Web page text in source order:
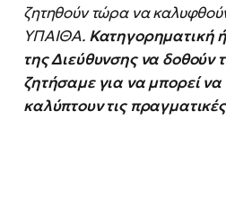
ζητηθούν τώρα να
ΥΠΑΙΘΑ. Κατηγορηματική
της Διεύθυνσης να δοθούν
ζητήσαμε για να μπορεί να
καλύπτουν τις